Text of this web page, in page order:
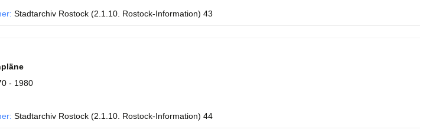
Stadtarchiv Rostock (2.1.10. Rostock-Information) 43
- 1980
Stadtarchiv Rostock (2.1.10. Rostock-Information) 44